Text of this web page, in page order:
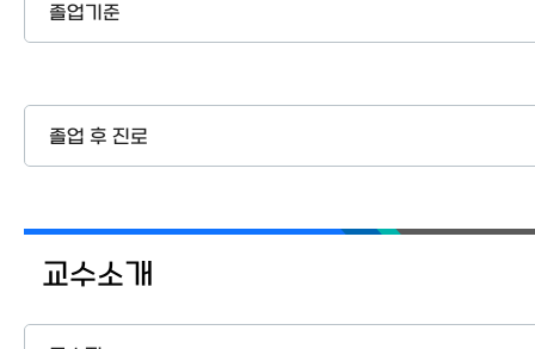
졸업기준
졸업 후 진로
교수소개